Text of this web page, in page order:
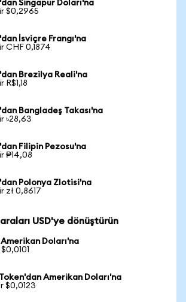
Singapur Doları'na
$0,2965
İsviçre Frangı'na
CHF 0,1874
Brezilya Reali'na
R$1,18
Bangladeş Takası'na
৳28,63
Filipin Pezosu'na
₱14,08
Polonya Zlotisi'na
zł 0,8617
USD'ye dönüştürün
Doları'na
Amerikan Doları'na
$0,0123